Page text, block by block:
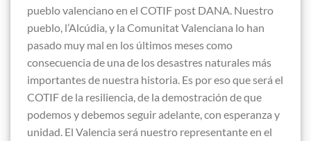
pueblo valenciano en el COTIF post DANA. Nuestro
pueblo, l’Alcúdia, y la Comunitat Valenciana lo han
pasado muy mal en los últimos meses como
consecuencia de una de los desastres naturales más
importantes de nuestra historia. Es por eso que será el
COTIF de la resiliencia, de la demostración de que
podemos y debemos seguir adelante, con esperanza y
unidad. El Valencia será nuestro representante en el